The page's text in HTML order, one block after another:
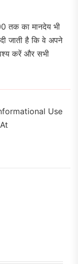
तक का मानदेय भी
जाती है कि वे अपने
करें और सभी
Use